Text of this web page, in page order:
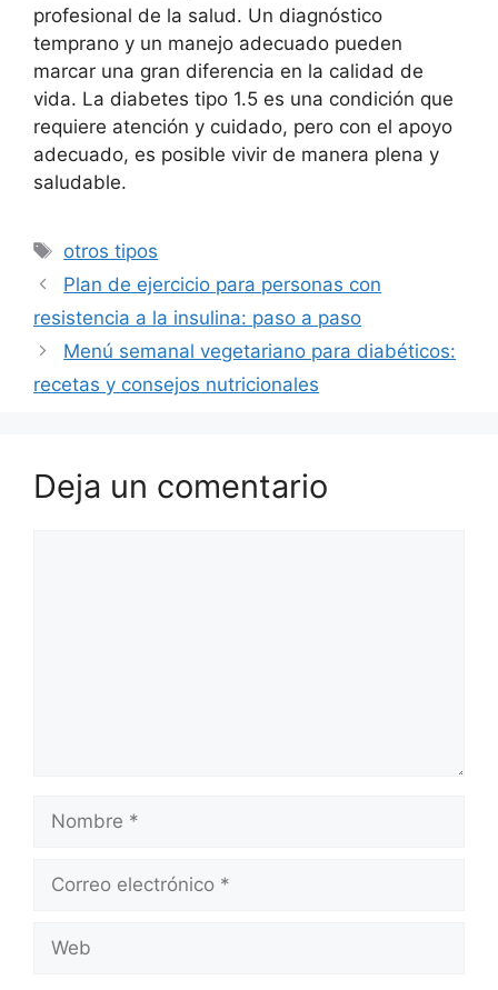
profesional de la salud. Un diagnóstico
temprano y un manejo adecuado pueden
marcar una gran diferencia en la calidad de
vida. La diabetes tipo 1.5 es una condición que
requiere atención y cuidado, pero con el apoyo
adecuado, es posible vivir de manera plena y
saludable.
Etiquetas
otros tipos
Plan de ejercicio para personas con
resistencia a la insulina: paso a paso
Menú semanal vegetariano para diabéticos:
recetas y consejos nutricionales
Deja un comentario
electrónico